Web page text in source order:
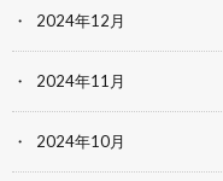
2024年12月
2024年11月
2024年10月